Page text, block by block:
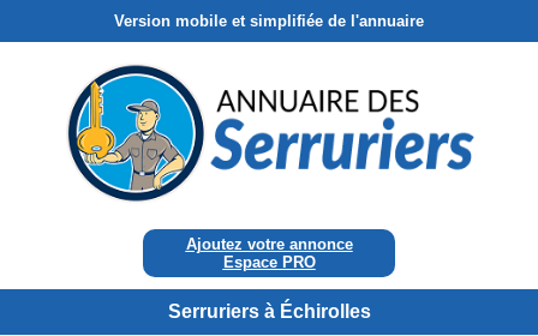
Version mobile et simplifiée de l'annuaire
Ajoutez votre annonce
Espace PRO
Serruriers à Échirolles